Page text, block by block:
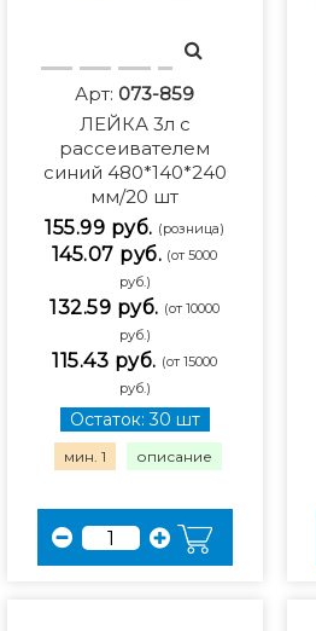
Арт: 073-859
ЛЕЙКА 3л с
рассеивателем
синий 480*140*240
мм/20 шт
155.99 руб. (розница)
145.07 руб. (от 5000
руб.)
132.59 руб. (от 10000
руб.)
115.43 руб. (от 15000
руб.)
Остаток: 30 шт
мин. 1 описание